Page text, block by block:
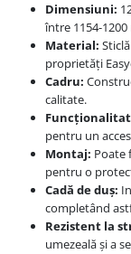
Dimensiuni:
între 1154-1200
Material:
proprietăți
Cadru:
calitate.
pentru un
Montaj: Poate
pentru o
Cadă de duș:
completând
Rezistent la
umezeală și a